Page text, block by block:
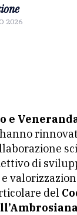
2026
e
hanno
di
del